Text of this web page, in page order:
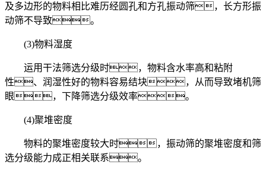
及多边形的物料相比难历经圆孔和方孔振动筛，长方形振
动筛不导致。
(3)物料湿度
运用干法筛选分级时，物料含水率高和粘附
性、润湿性好的物料容易结块，从而导致堵机筛
眼，下降筛选分级效率。
(4)聚堆密度
物料的聚堆密度较大时，振动筛的聚堆密度和筛
选分级能力成正相关联系。